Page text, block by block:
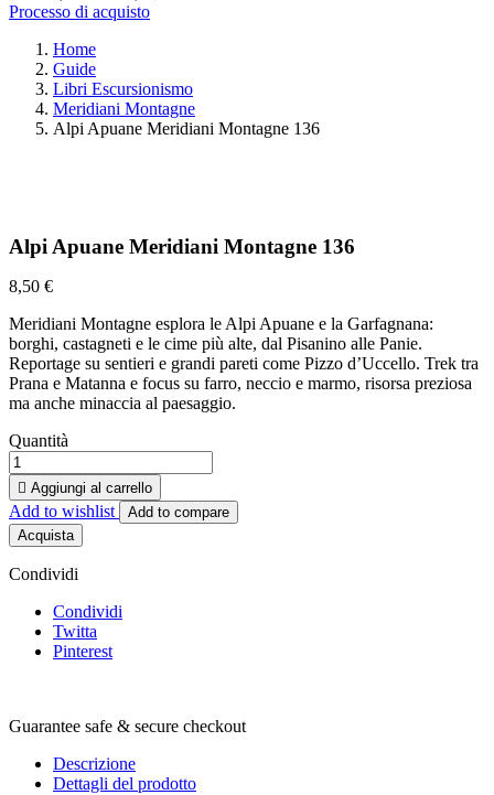
Processo di acquisto
Home
Guide
Libri Escursionismo
Meridiani Montagne
Alpi Apuane Meridiani Montagne 136
Alpi Apuane Meridiani Montagne 136
8,50 €
Meridiani Montagne esplora le Alpi Apuane e la Garfagnana:
borghi, castagneti e le cime più alte, dal Pisanino alle Panie.
Reportage su sentieri e grandi pareti come Pizzo d’Uccello. Trek tra
Prana e Matanna e focus su farro, neccio e marmo, risorsa preziosa
ma anche minaccia al paesaggio.
Quantità
 Aggiungi al carrello
Add to wishlist
Add to compare
Acquista
Condividi
Condividi
Twitta
Pinterest
Guarantee safe & secure checkout
Descrizione
Dettagli del prodotto